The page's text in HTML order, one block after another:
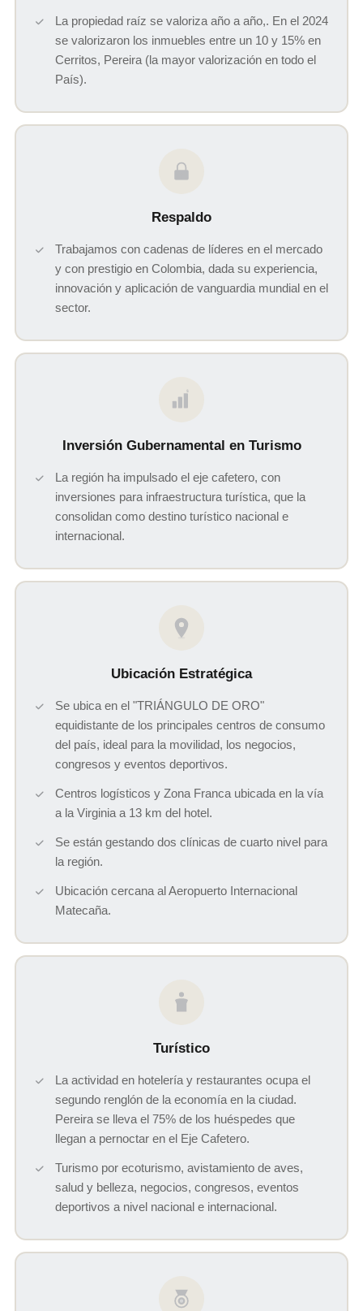
La propiedad raíz se valoriza año a año,. En el 2024
se valorizaron los inmuebles entre un 10 y 15% en
Cerritos, Pereira (la mayor valorización en todo el
País).
Respaldo
Trabajamos con cadenas de líderes en el mercado
y con prestigio en Colombia, dada su experiencia,
innovación y aplicación de vanguardia mundial en el
sector.
$
Inversión Gubernamental en Turismo
La región ha impulsado el eje cafetero, con
inversiones para infraestructura turística, que la
consolidan como destino turístico nacional e
internacional.
Ubicación Estratégica
Se ubica en el "TRIÁNGULO DE ORO"
equidistante de los principales centros de consumo
del país, ideal para la movilidad, los negocios,
congresos y eventos deportivos.
Centros logísticos y Zona Franca ubicada en la vía
a la Virginia a 13 km del hotel.
Se están gestando dos clínicas de cuarto nivel para
la región.
Ubicación cercana al Aeropuerto Internacional
Matecaña.
Turístico
La actividad en hotelería y restaurantes ocupa el
segundo renglón de la economía en la ciudad.
Pereira se lleva el 75% de los huéspedes que
llegan a pernoctar en el Eje Cafetero.
Turismo por ecoturismo, avistamiento de aves,
salud y belleza, negocios, congresos, eventos
deportivos a nivel nacional e internacional.